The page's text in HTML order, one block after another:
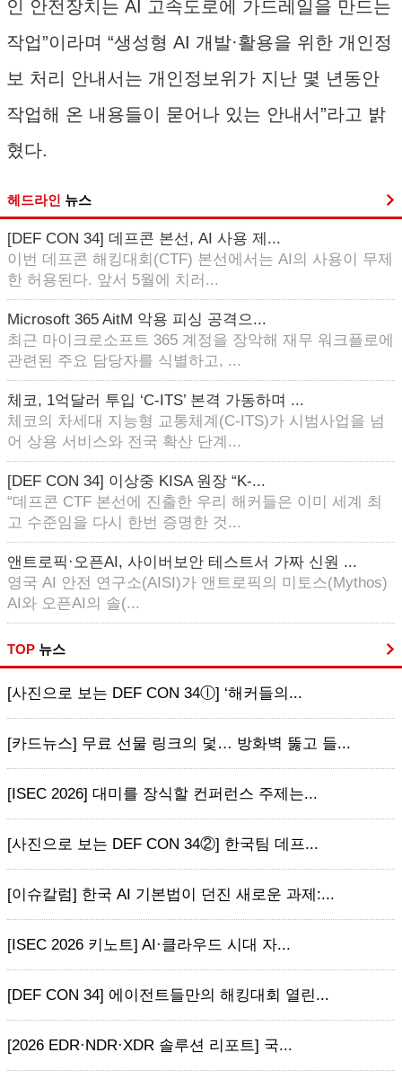
인 안전장치는 AI 고속도로에 가드레일을 만드는
작업”이라며 “생성형 AI 개발·활용을 위한 개인정
보 처리 안내서는 개인정보위가 지난 몇 년동안
작업해 온 내용들이 묻어나 있는 안내서”라고 밝
혔다.
헤드라인 뉴스
[DEF CON 34] 데프콘 본선, AI 사용 제...
이번 데프콘 해킹대회(CTF) 본선에서는 AI의 사용이 무제
한 허용된다. 앞서 5월에 치러...
Microsoft 365 AitM 악용 피싱 공격으...
최근 마이크로소프트 365 계정을 장악해 재무 워크플로에
관련된 주요 담당자를 식별하고, ...
체코, 1억달러 투입 ‘C-ITS’ 본격 가동하며 ...
체코의 차세대 지능형 교통체계(C-ITS)가 시범사업을 넘
어 상용 서비스와 전국 확산 단계...
[DEF CON 34] 이상중 KISA 원장 “K-...
“데프콘 CTF 본선에 진출한 우리 해커들은 이미 세계 최
고 수준임을 다시 한번 증명한 것...
앤트로픽·오픈AI, 사이버보안 테스트서 가짜 신원 ...
영국 AI 안전 연구소(AISI)가 앤트로픽의 미토스(Mythos)
AI와 오픈AI의 솔(...
TOP 뉴스
[사진으로 보는 DEF CON 34ⓛ] ‘해커들의...
[카드뉴스] 무료 선물 링크의 덫… 방화벽 뚫고 들...
[ISEC 2026] 대미를 장식할 컨퍼런스 주제는...
[사진으로 보는 DEF CON 34②] 한국팀 데프...
[이슈칼럼] 한국 AI 기본법이 던진 새로운 과제:...
[ISEC 2026 키노트] AI·클라우드 시대 자...
[DEF CON 34] 에이전트들만의 해킹대회 열린...
[2026 EDR·NDR·XDR 솔루션 리포트] 국...